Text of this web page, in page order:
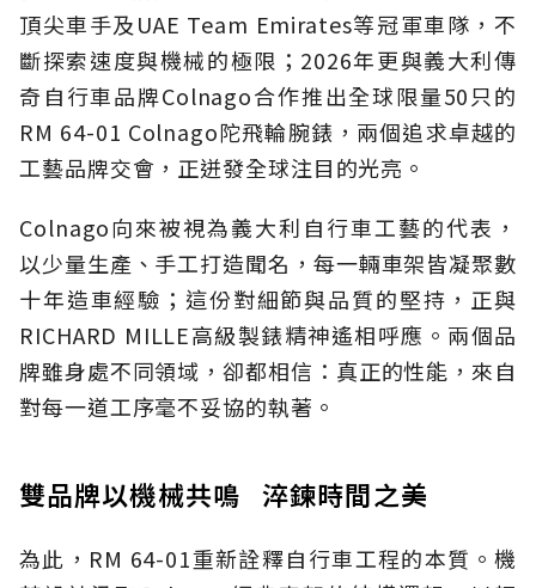
頂尖車手及UAE Team Emirates等冠軍車隊，不
斷探索速度與機械的極限；2026年更與義大利傳
奇自行車品牌Colnago合作推出全球限量50只的
RM 64-01 Colnago陀飛輪腕錶，兩個追求卓越的
工藝品牌交會，正迸發全球注目的光亮。
Colnago向來被視為義大利自行車工藝的代表，
以少量生產、手工打造聞名，每一輛車架皆凝聚數
十年造車經驗；這份對細節與品質的堅持，正與
RICHARD MILLE高級製錶精神遙相呼應。兩個品
牌雖身處不同領域，卻都相信：真正的性能，來自
對每一道工序毫不妥協的執著。
雙品牌以機械共鳴 淬鍊時間之美
為此，RM 64-01重新詮釋自行車工程的本質。機